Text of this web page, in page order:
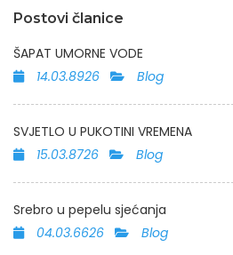
Postovi članice
ŠAPAT UMORNE VODE
14.03.8926
Blog
SVJETLO U PUKOTINI VREMENA
15.03.8726
Blog
Srebro u pepelu sjećanja
04.03.6626
Blog